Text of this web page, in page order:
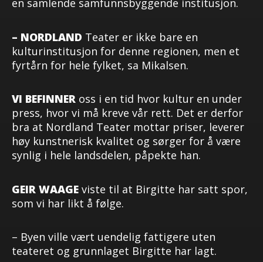
en samlende samfunnsbyggende institusjon.
– NORDLAND Teater er ikke bare en
kulturinstitusjon for denne regionen, men et
fyrtårn for hele fylket, sa Mikalsen.
VI BEFINNER oss i en tid hvor kultur en under
press, hvor vi må kreve vår rett. Det er derfor
bra at Nordland Teater mottar priser, leverer
høy kunstnerisk kvalitet og sørger for å være
synlig i hele landsdelen, påpekte han.
GEIR WAAGE viste til at Birgitte har satt spor,
som vi har likt å følge.
– Byen ville vært uendelig fattigere uten
teateret og grunnlaget Birgitte har lagt.